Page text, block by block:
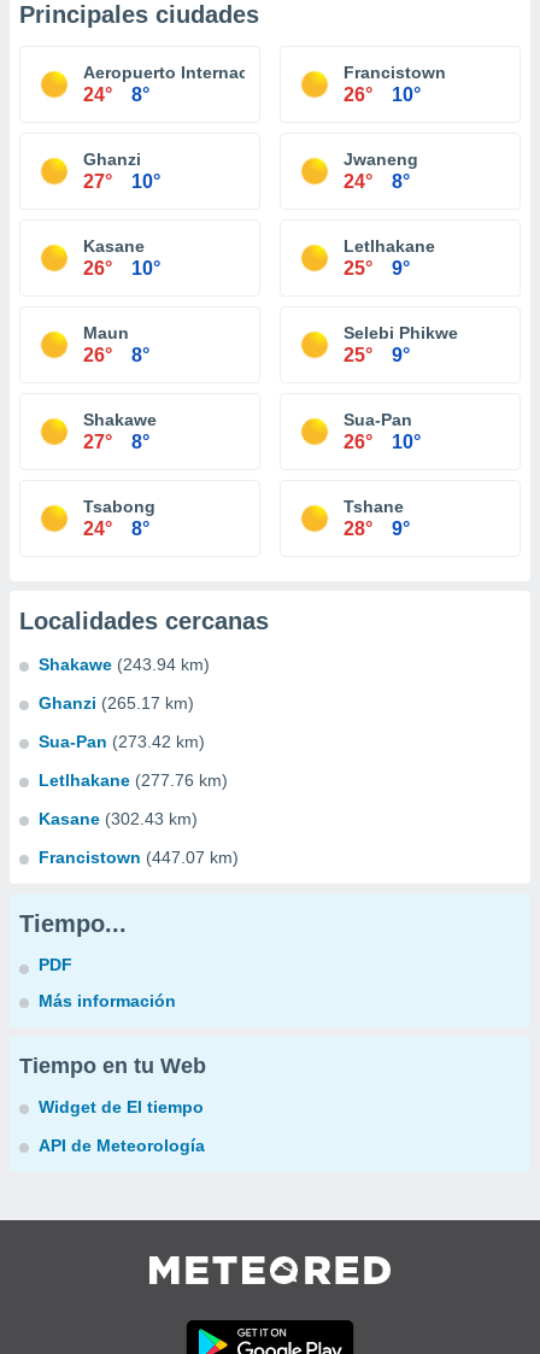
Principales ciudades
Aeropuerto Internacional Sir Seretse Khama
24° 8°
Francistown
26° 10°
Ghanzi
27° 10°
Jwaneng
24° 8°
Kasane
26° 10°
Letlhakane
25° 9°
Maun
26° 8°
Selebi Phikwe
25° 9°
Shakawe
27° 8°
Sua-Pan
26° 10°
Tsabong
24° 8°
Tshane
28° 9°
Localidades cercanas
Shakawe (243.94 km)
Ghanzi (265.17 km)
Sua-Pan (273.42 km)
Letlhakane (277.76 km)
Kasane (302.43 km)
Francistown (447.07 km)
Tiempo...
PDF
Más información
Tiempo en tu Web
Widget de El tiempo
API de Meteorología